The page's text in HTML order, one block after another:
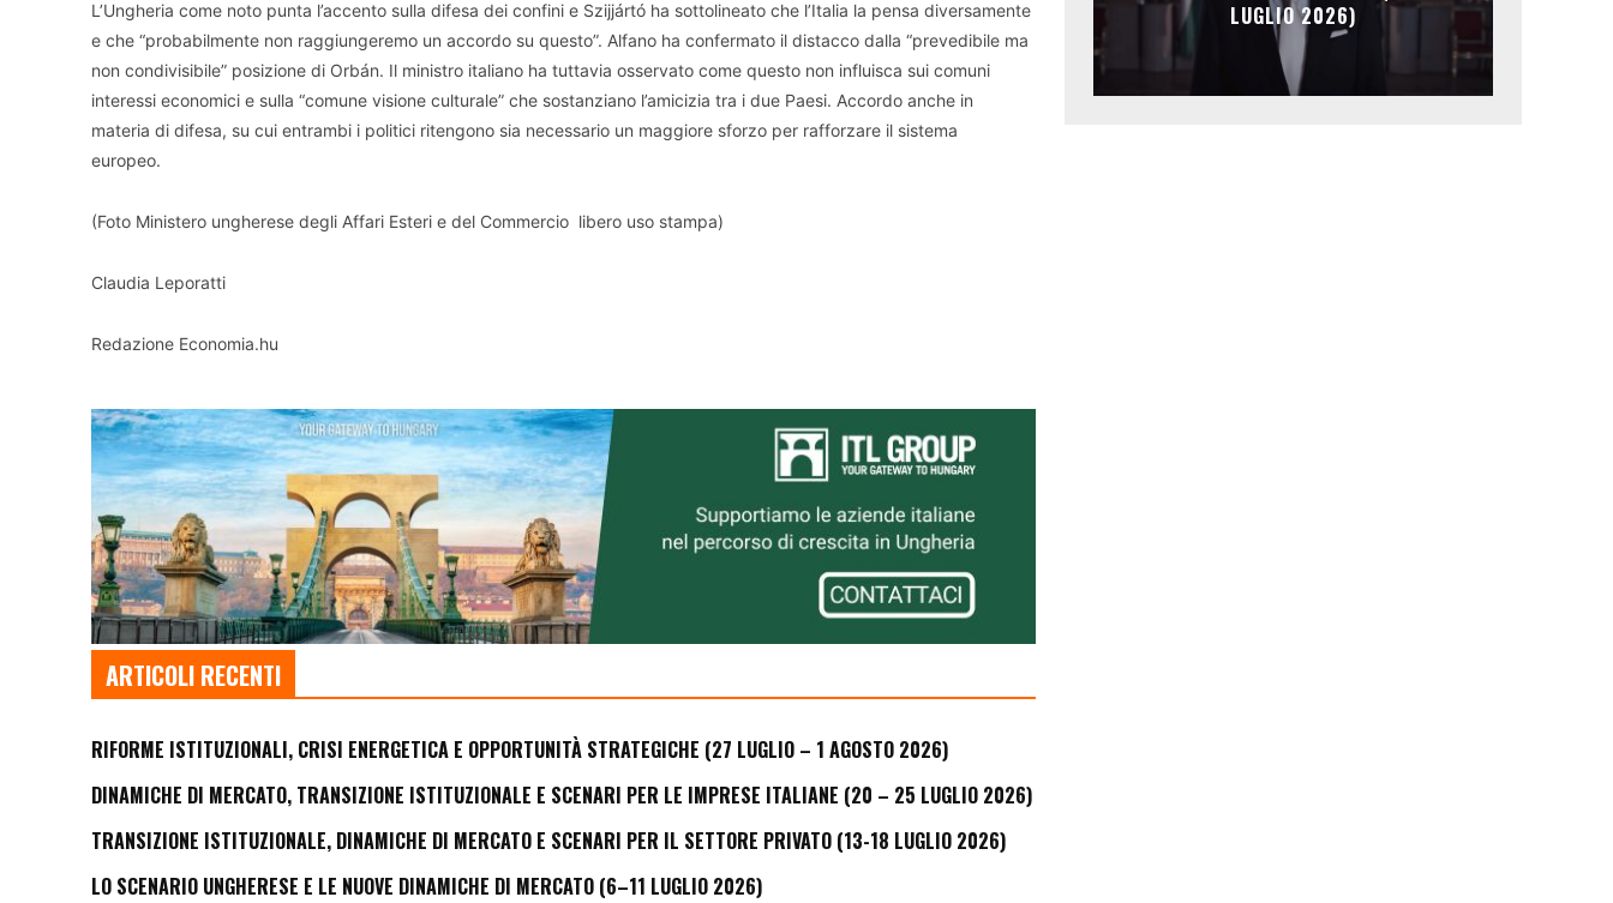
L’Ungheria come noto punta l’accento sulla difesa dei confini e Szijjártó ha sottolineato che l’Italia la pensa diversamente
e che “probabilmente non raggiungeremo un accordo su questo”. Alfano ha confermato il distacco dalla “prevedibile ma
non condivisibile” posizione di Orbán. Il ministro italiano ha tuttavia osservato come questo non influisca sui comuni
interessi economici e sulla “comune visione culturale” che sostanziano l’amicizia tra i due Paesi. Accordo anche in
materia di difesa, su cui entrambi i politici ritengono sia necessario un maggiore sforzo per rafforzare il sistema
europeo.
(Foto Ministero ungherese degli Affari Esteri e del Commercio libero uso stampa)
Claudia Leporatti
Redazione Economia.hu
ARTICOLI RECENTI
RIFORME ISTITUZIONALI, CRISI ENERGETICA E OPPORTUNITÀ STRATEGICHE (27 LUGLIO – 1 AGOSTO 2026)
DINAMICHE DI MERCATO, TRANSIZIONE ISTITUZIONALE E SCENARI PER LE IMPRESE ITALIANE (20 – 25 LUGLIO 2026)
TRANSIZIONE ISTITUZIONALE, DINAMICHE DI MERCATO E SCENARI PER IL SETTORE PRIVATO (13-18 LUGLIO 2026)
LO SCENARIO UNGHERESE E LE NUOVE DINAMICHE DI MERCATO (6–11 LUGLIO 2026)
LUGLIO 2026)